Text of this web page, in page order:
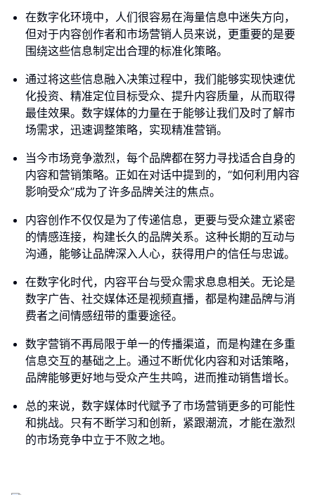
在数字化环境中，人们很容易在海量信息中迷失方向，
但对于内容创作者和市场营销人员来说，更重要的是要
围绕这些信息制定出合理的标准化策略。
通过将这些信息融入决策过程中，我们能够实现快速优
化投资、精准定位目标受众、提升内容质量，从而取得
最佳效果。数字媒体的力量在于能够让我们及时了解市
场需求，迅速调整策略，实现精准营销。
当今市场竞争激烈，每个品牌都在努力寻找适合自身的
内容和营销策略。正如在对话中提到的，“如何利用内容
影响受众”成为了许多品牌关注的焦点。
内容创作不仅仅是为了传递信息，更要与受众建立紧密
的情感连接，构建长久的品牌关系。这种长期的互动与
沟通，能够让品牌深入人心，获得用户的信任与忠诚。
在数字化时代，内容平台与受众需求息息相关。无论是
数字广告、社交媒体还是视频直播，都是构建品牌与消
费者之间情感纽带的重要途径。
数字营销不再局限于单一的传播渠道，而是构建在多重
信息交互的基础之上。通过不断优化内容和对话策略，
品牌能够更好地与受众产生共鸣，进而推动销售增长。
总的来说，数字媒体时代赋予了市场营销更多的可能性
和挑战。只有不断学习和创新，紧跟潮流，才能在激烈
的市场竞争中立于不败之地。